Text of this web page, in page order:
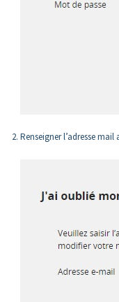
Renseigner l’adresse